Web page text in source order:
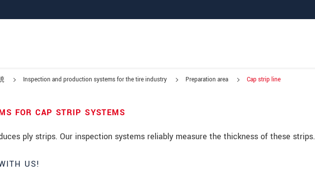
Inspection and production systems for the tire industry Preparation area Cap strip line
FOR CAP STRIP SYSTEMS
ply strips. Our inspection systems reliably measure the thickness of these strips.
US!
Cap strip line